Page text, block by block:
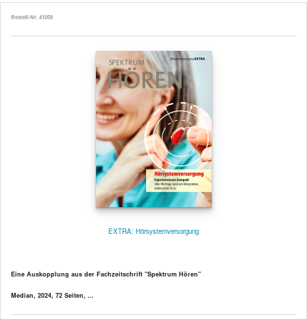
Bestell-Nr. 41059
EXTRA: Hörsystemversorgung
Eine Auskopplung aus der Fachzeitschrift "Spektrum Hören"
Median, 2024, 72 Seiten, ...